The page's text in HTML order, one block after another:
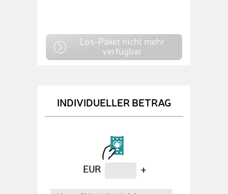
Los-Paket nicht mehr
verfügbar
INDIVIDUELLER BETRAG
EUR +